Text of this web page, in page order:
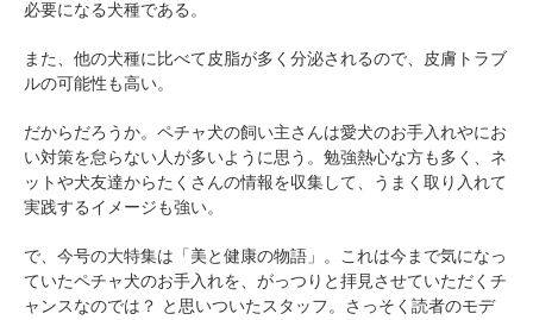
必要になる犬種である。
また、他の犬種に比べて皮脂が多く分泌されるので、皮膚トラブ
ルの可能性も高い。
だからだろうか。ペチャ犬の飼い主さんは愛犬のお手入れやにお
い対策を怠らない人が多いように思う。勉強熱心な方も多く、ネ
ットや犬友達からたくさんの情報を収集して、うまく取り入れて
実践するイメージも強い。
で、今号の大特集は「美と健康の物語」。これは今まで気になっ
ていたペチャ犬のお手入れを、がっつりと拝見させていただくチ
ャンスなのでは？ と思いついたスタッフ。さっそく読者のモデ